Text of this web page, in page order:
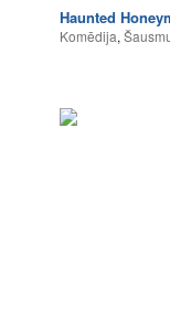
Haunted
Komēdija,